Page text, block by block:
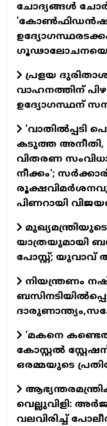
ചോദ്യങ്ങൾ
പ്രളയ
വാഹനത്തിന്
ഉദ്യോഗസ്ഥന്
​'വാതിൽപ്പടി
കടുത്ത
വിതരണ
നീക്കം';
പിണറായി
യാത്രയുമായി
പോസ്റ്റ്; യുവാവ്
നിയന്ത്രണം
'മകനെ
കോസ്റ്റല്‍
ഒരമ്മയുടെ
വെല്ലുവിളി:
വലവിരിച്ച്